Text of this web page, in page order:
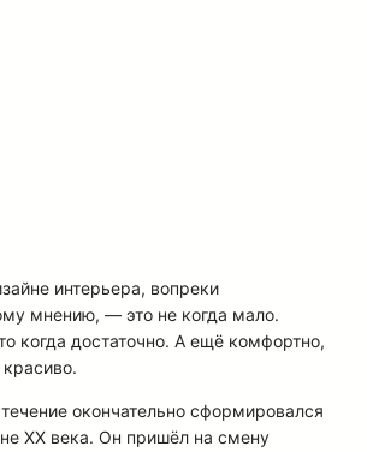
интерьера, вопреки
мнению, — это не когда мало.
когда достаточно. А ещё комфортно,
окончательно сформировался
XX века. Он пришёл на смену